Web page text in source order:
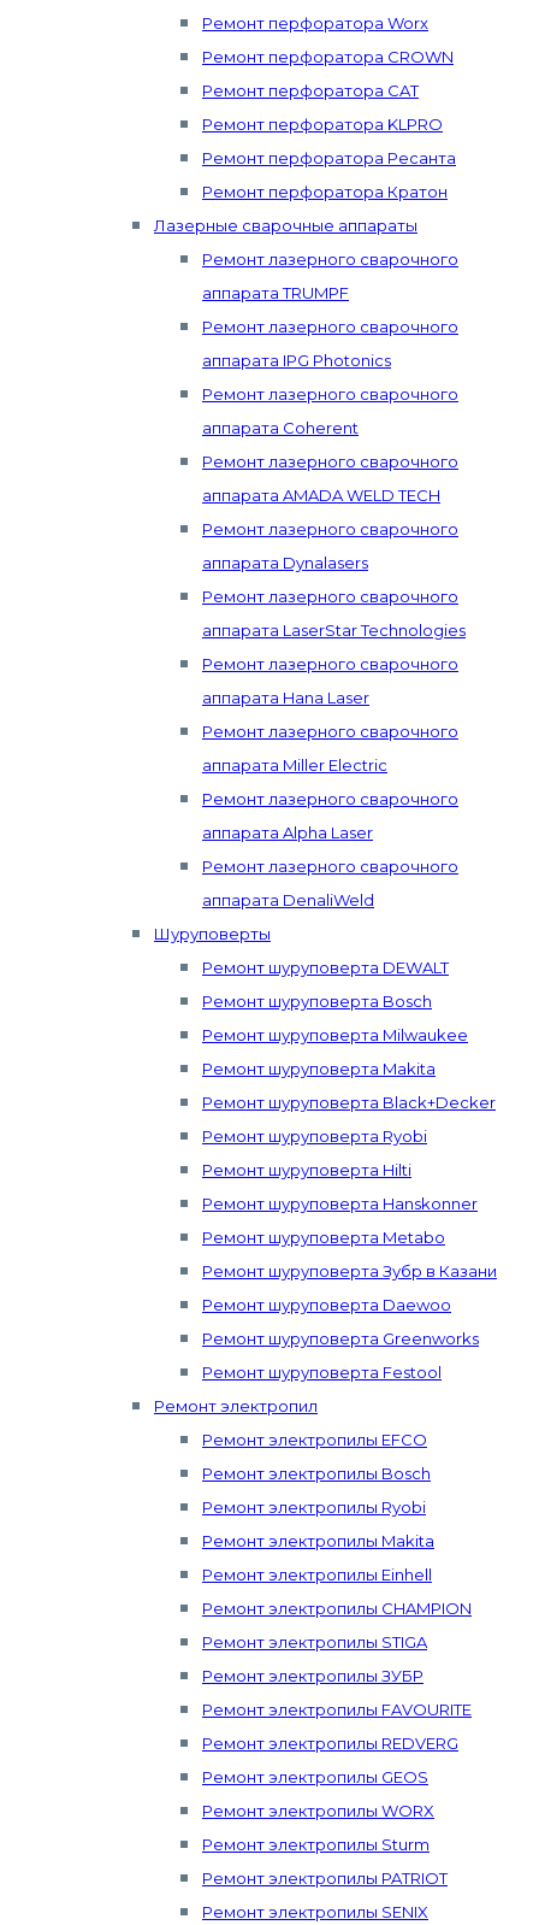
Ремонт перфоратора Worx
Ремонт перфоратора CROWN
Ремонт перфоратора CAT
Ремонт перфоратора KLPRO
Ремонт перфоратора Ресанта
Ремонт перфоратора Кратон
Лазерные сварочные аппараты
Ремонт лазерного сварочного
аппарата TRUMPF
Ремонт лазерного сварочного
аппарата IPG Photonics
Ремонт лазерного сварочного
аппарата Coherent
Ремонт лазерного сварочного
аппарата AMADA WELD TECH
Ремонт лазерного сварочного
аппарата Dynalasers
Ремонт лазерного сварочного
аппарата LaserStar Technologies
Ремонт лазерного сварочного
аппарата Hana Laser
Ремонт лазерного сварочного
аппарата Miller Electric
Ремонт лазерного сварочного
аппарата Alpha Laser
Ремонт лазерного сварочного
аппарата DenaliWeld
Шуруповерты
Ремонт шуруповерта DEWALT
Ремонт шуруповерта Bosch
Ремонт шуруповерта Milwaukee
Ремонт шуруповерта Makita
Ремонт шуруповерта Black+Decker
Ремонт шуруповерта Ryobi
Ремонт шуруповерта Hilti
Ремонт шуруповерта Hanskonner
Ремонт шуруповерта Metabo
Ремонт шуруповерта Зубр в Казани
Ремонт шуруповерта Daewoo
Ремонт шуруповерта Greenworks
Ремонт шуруповерта Festool
Ремонт электропил
Ремонт электропилы EFCO
Ремонт электропилы Bosch
Ремонт электропилы Ryobi
Ремонт электропилы Makita
Ремонт электропилы Einhell
Ремонт электропилы CHAMPION
Ремонт электропилы STIGA
Ремонт электропилы ЗУБР
Ремонт электропилы FAVOURITE
Ремонт электропилы REDVERG
Ремонт электропилы GEOS
Ремонт электропилы WORX
Ремонт электропилы Sturm
Ремонт электропилы PATRIOT
Ремонт электропилы SENIX